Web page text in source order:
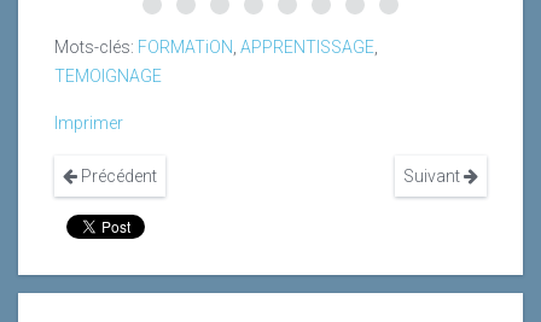
Mots-clés: FORMATiON APPRENTISSAGE
TEMOIGNAGE
Imprimer
Précédent Suivant